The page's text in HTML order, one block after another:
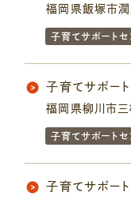
福岡県飯塚市
子育てサポートセ
子育てサポート
福岡県柳川市
子育てサポートセ
子育てサポー